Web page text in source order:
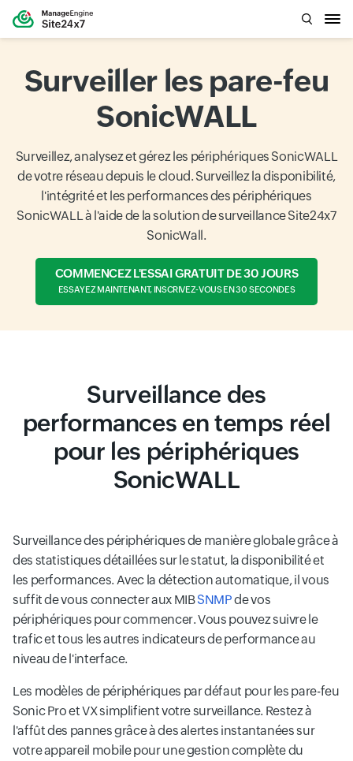
Surveiller les pare-feu
SonicWALL
Surveillez, analysez et gérez les périphériques SonicWALL
de votre réseau depuis le cloud. Surveillez la disponibilité,
l'intégrité et les performances des périphériques
SonicWALL à l'aide de la solution de surveillance Site24x7
SonicWall.
COMMENCEZ L'ESSAI GRATUIT DE 30 JOURS
ESSAYEZ MAINTENANT, INSCRIVEZ-VOUS EN 30 SECONDES
Surveillance des
performances en temps réel
pour les périphériques
SonicWALL
Surveillance des périphériques de manière globale grâce à
des statistiques détaillées sur le statut, la disponibilité et
les performances. Avec la détection automatique, il vous
suffit de vous connecter aux MIBSNMPde vos
périphériques pour commencer. Vous pouvez suivre le
trafic et tous les autres indicateurs de performance au
niveau de l'interface.
Les modèles de périphériques par défaut pour les pare-feu
Sonic Pro et VX simplifient votre surveillance. Restez à
l'affût des pannes grâce à des alertes instantanées sur
votre appareil mobile pour une gestion complète du